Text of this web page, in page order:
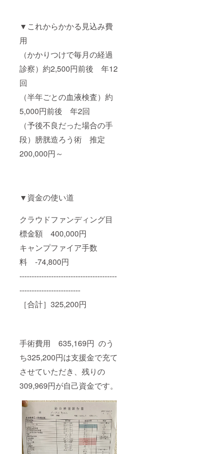
▼これからかかる見込み費
用
（かかりつけで毎月の経過
診察）約2,500円前後 年12
回
（半年ごとの血液検査）約
5,000円前後 年2回
（予後不良だった場合の手
段）膀胱造ろう術 推定
200,000円～
▼資金の使い道
クラウドファンディング目
標金額 400,000円
キャンプファイア手数
料 -74,800円
----------------------------------------
-------------------------
［合計］325,200円
手術費用 635,169円 のう
ち325,200円は支援金で充て
させていただき、残りの
309,969円が自己資金です。